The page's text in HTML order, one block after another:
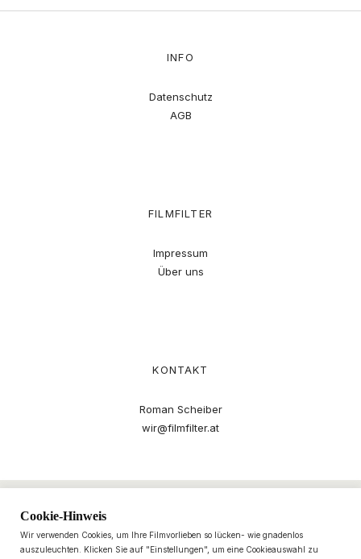
INFO
Datenschutz
AGB
FILMFILTER
Impressum
Über uns
KONTAKT
Roman Scheiber
wir@filmfilter.at
Cookie-Hinweis
Wir verwenden Cookies, um Ihre Filmvorlieben so lücken- wie gnadenlos
auszuleuchten. Klicken Sie auf "Einstellungen", um eine Cookieauswahl zu